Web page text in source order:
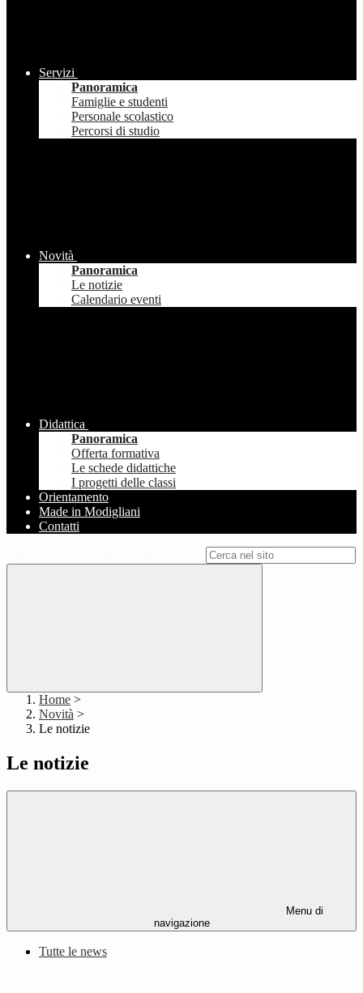
Servizi
Panoramica
Famiglie e studenti
Personale scolastico
Percorsi di studio
Novità
Panoramica
Le notizie
Calendario eventi
Didattica
Panoramica
Offerta formativa
Le schede didattiche
I progetti delle classi
Orientamento
Made in Modigliani
Contatti
Home >
Novità >
Le notizie
Le notizie
Menu di
navigazione
Tutte le news